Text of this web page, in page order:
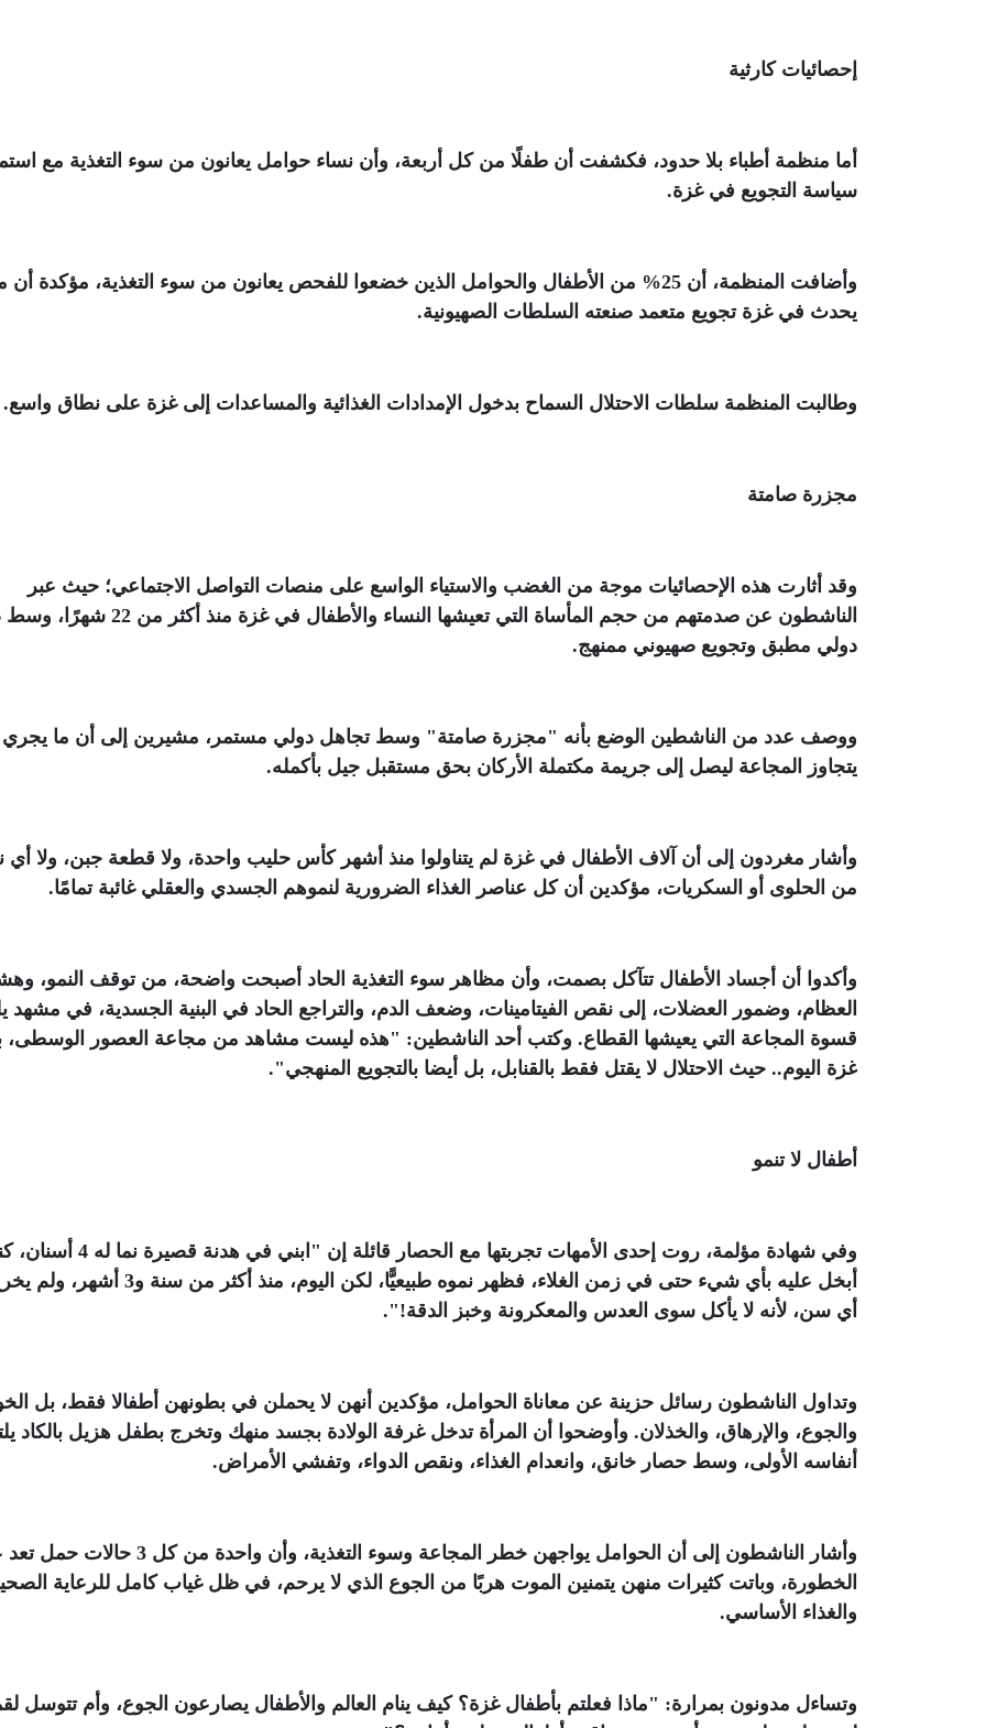
إحصائيات كارثية
أما منظمة أطباء بلا حدود، فكشفت أن طفلًا من كل أربعة، وأن نساء حوامل يعانون من سوء التغذية مع
سياسة التجويع في غزة.
وأضافت المنظمة، أن 25% من الأطفال والحوامل الذين خضعوا للفحص يعانون من سوء التغذية، مؤكدة أن
يحدث في غزة تجويع متعمد صنعته السلطات الصهيونية.
وطالبت المنظمة سلطات الاحتلال السماح بدخول الإمدادات الغذائية والمساعدات إلى غزة على نطاق واسع.
مجزرة صامتة
وقد أثارت هذه الإحصائيات موجة من الغضب والاستياء الواسع على منصات التواصل الاجتماعي؛ حيث عبر
الناشطون عن صدمتهم من حجم المأساة التي تعيشها النساء والأطفال في
دولي مطبق وتجويع صهيوني ممنهج.
ووصف عدد من الناشطين الوضع بأنه "مجزرة صامتة" وسط تجاهل دولي مستمر، مشيرين إلى أن ما يجري
يتجاوز المجاعة ليصل إلى جريمة مكتملة الأركان بحق مستقبل جيل بأكمله.
وأشار مغردون إلى أن آلاف الأطفال في غزة لم يتناولوا منذ أشهر كأس حليب واحدة، ولا قطعة جبن، ولا أي
من الحلوى أو السكريات، مؤكدين أن كل عناصر الغذاء الضرورية لنموهم الجسدي والعقلي غائبة تمامًا.
وأكدوا أن أجساد الأطفال تتآكل بصمت، وأن مظاهر سوء التغذية الحاد أصبحت واضحة، من توقف النمو،
العظام، وضمور العضلات، إلى نقص الفيتامينات، وضعف الدم، والتراجع الحاد في البنية الجسدية، في
قسوة المجاعة التي يعيشها القطاع. وكتب أحد الناشطين: "هذه ليست مشاهد من مجاعة العصور
غزة اليوم.. حيث الاحتلال لا يقتل فقط بالقنابل، بل أيضا بالتجويع المنهجي".
أطفال لا تنمو
وفي شهادة مؤلمة، روت إحدى الأمهات تجربتها مع الحصار قائلة إن
أبخل عليه بأي شيء حتى في زمن الغلاء، فظهر نموه طبيعيًّا، لكن اليوم، منذ أكثر
أي سن، لأنه لا يأكل سوى العدس والمعكرونة وخبز الدقة!
"
.
وتداول الناشطون رسائل حزينة عن معاناة الحوامل، مؤكدين أنهن لا يحملن في بطونهن أطفالا فقط، بل
والجوع، والإرهاق، والخذلان. وأوضحوا أن المرأة تدخل غرفة الولادة بجسد منهك وتخرج بطفل هزيل بالكاد
أنفاسه الأولى، وسط حصار خانق، وانعدام الغذاء، ونقص الدواء، وتفشي الأمراض.
وأشار الناشطون إلى أن الحوامل يواجهن خطر المجاعة وسوء التغذية، وأن واحدة من
الخطورة، وباتت كثيرات منهن يتمنين الموت هربًا من الجوع الذي لا يرحم، في ظل غياب كامل للرعاية
والغذاء الأساسي.
وتساءل مدونون بمرارة: "ماذا فعلتم بأطفال غزة؟ كيف ينام العالم والأطفال يصارعون الجوع، وأم تتوسل